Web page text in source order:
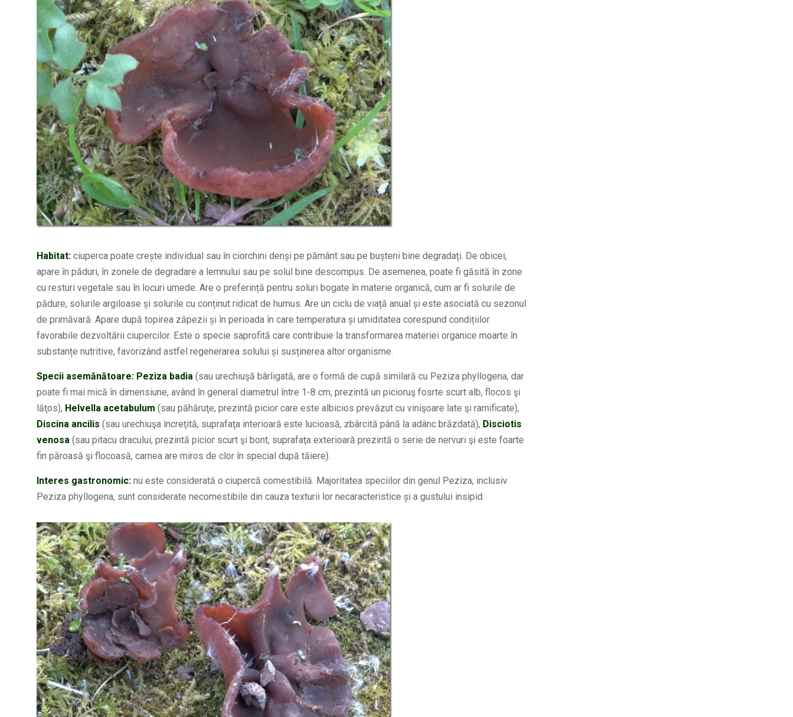
Habitat: ciuperca poate crește individual sau în ciorchini denși pe pământ sau pe bușteni bine degradați. De obicei,
apare în păduri, în zonele de degradare a lemnului sau pe solul bine descompus. De asemenea, poate fi găsită în zone
cu resturi vegetale sau în locuri umede. Are o preferință pentru soluri bogate în materie organică, cum ar fi solurile de
pădure, solurile argiloase și solurile cu conținut ridicat de humus. Are un ciclu de viață anual și este asociată cu sezonul
de primăvară. Apare după topirea zăpezii și în perioada în care temperatura și umiditatea corespund condițiilor
favorabile dezvoltării ciupercilor. Este o specie saprofită care contribuie la transformarea materiei organice moarte în
substanțe nutritive, favorizând astfel regenerarea solului și susținerea altor organisme.
Specii asemănătoare: Peziza badia (sau urechiuşă bârligată, are o formă de cupă similară cu Peziza phyllogena, dar
poate fi mai mică în dimensiune, având în general diametrul între 1-8 cm, prezintă un picioruş fosrte scurt alb, flocos şi
lăţos), Helvella acetabulum (sau păhăruţe, prezintă picior care este albicios prevăzut cu vinişoare late şi ramificate),
Discina ancilis (sau urechiuşa încreţită, suprafaţa interioară este lucioasă, zbârcită până la adânc brăzdată), Disciotis
venosa (sau pitacu dracului, prezintă picior scurt şi bont, suprafaţa exterioară prezintă o serie de nervuri şi este foarte
fin păroasă şi flocoasă, carnea are miros de clor în special după tăiere).
Interes gastronomic: nu este considerată o ciupercă comestibilă. Majoritatea speciilor din genul Peziza, inclusiv
Peziza phyllogena, sunt considerate necomestibile din cauza texturii lor necaracteristice și a gustului insipid.